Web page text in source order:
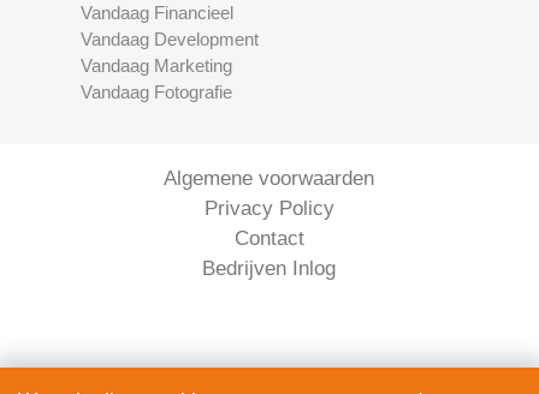
Vandaag Financieel
Vandaag Development
Vandaag Marketing
Vandaag Fotografie
Algemene voorwaarden
Privacy Policy
Contact
Bedrijven Inlog